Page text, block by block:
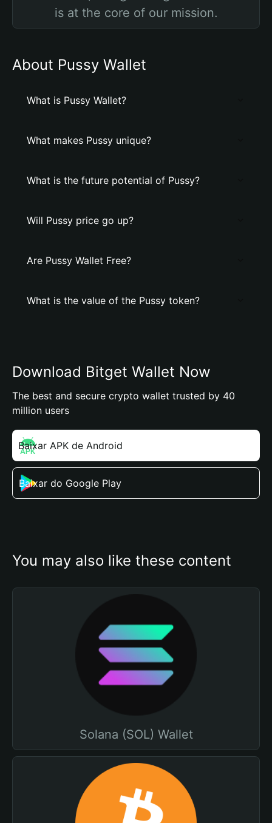
is at the core of our mission.
About Pussy Wallet
What is Pussy Wallet?
What makes Pussy unique?
What is the future potential of Pussy?
Will Pussy price go up?
Are Pussy Wallet Free?
What is the value of the Pussy token?
Download Bitget Wallet Now
The best and secure crypto wallet trusted by 40
million users
Baixar APK de Android
Baixar do Google Play
You may also like these content
Solana (SOL) Wallet